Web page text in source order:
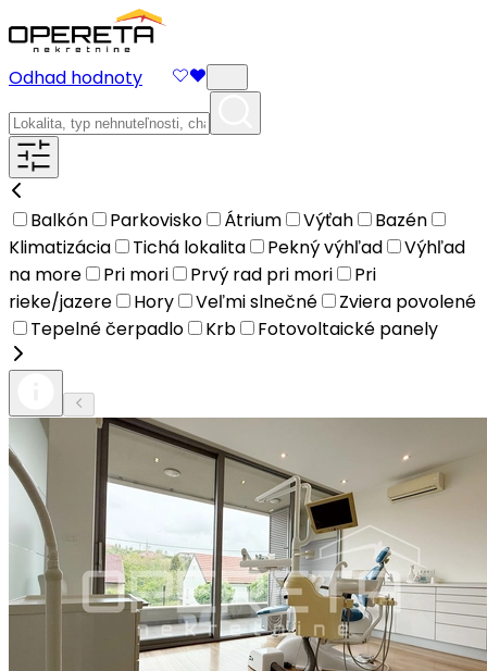
Odhad hodnoty
Balkón Parkovisko Átrium Výťah
Bazén
Klimatizácia
Tichá lokalita Pekný výhľad
Výhľad
na more
Pri mori Prvý rad pri mori
Pri
rieke/jazere
Hory Veľmi slnečné
Zviera povolené
Tepelné čerpadlo
Krb Fotovoltaické panely